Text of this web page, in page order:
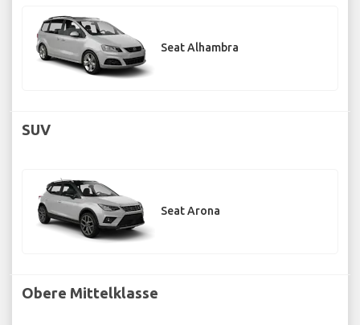
Seat Alhambra
SUV
Seat Arona
Obere Mittelklasse